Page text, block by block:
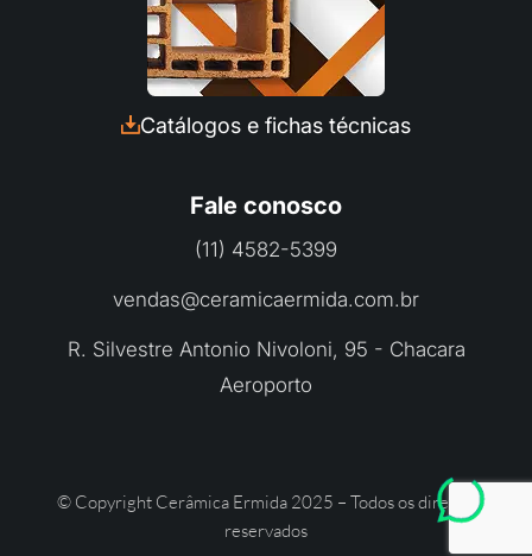
Fale com a Ceramica Ermida
nossa equipe pelo Whatsapp:
INICIAR CONVERSA
Catálogos e fichas técnicas
Fale conosco
(11) 4582-5399
vendas@ceramicaermida.com.br
R. Silvestre Antonio Nivoloni, 95 - Chacara
Aeroporto
© Copyright Cerâmica Ermida 2025 – Todos os direitos
reservados